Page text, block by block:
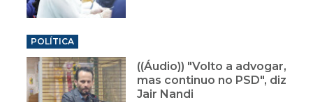
POLÍTICA
((Áudio)) "Volto a advogar,
mas continuo no PSD", diz
Jair Nandi